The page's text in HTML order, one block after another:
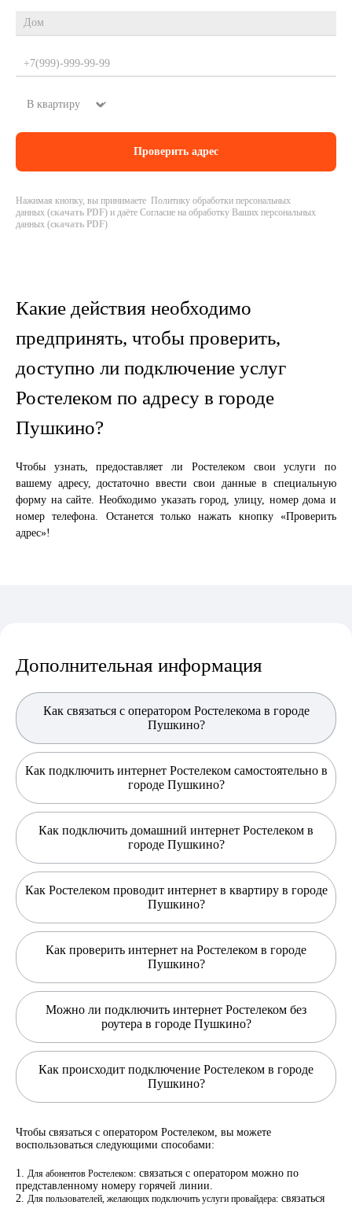
Нажимая кнопку, вы принимаете Политику обработки персональных
данных (скачать PDF) и даёте Согласие на обработку Ваших персональных
данных (скачать PDF)
Какие действия необходимо
предпринять, чтобы проверить,
доступно ли подключение услуг
Ростелеком по адресу в городе
Пушкино?
Чтобы узнать, предоставляет ли Ростелеком свои услуги по
вашему адресу, достаточно ввести свои данные в специальную
форму на сайте. Необходимо указать город, улицу, номер дома и
номер телефона. Останется только нажать кнопку «Проверить
адрес»!
Дополнительная информация
Как связаться с оператором Ростелекома в городе
Пушкино?
Как подключить интернет Ростелеком самостоятельно в
городе Пушкино?
Как подключить домашний интернет Ростелеком в
городе Пушкино?
Как Ростелеком проводит интернет в квартиру в городе
Пушкино?
Как проверить интернет на Ростелеком в городе
Пушкино?
Можно ли подключить интернет Ростелеком без
роутера в городе Пушкино?
Как происходит подключение Ростелеком в городе
Пушкино?
Чтобы связаться с оператором Ростелеком, вы можете
воспользоваться следующими способами:
Для абонентов Ростелеком: связаться с оператором можно по
представленному номеру горячей линии.
Для пользователей, желающих подключить услуги провайдера: связаться